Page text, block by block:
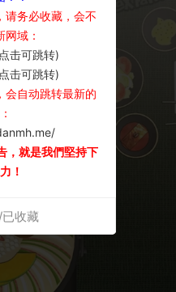
务必收藏，会不
网域：
击可跳转)
击可跳转)
自动跳转最新的
，就是我們堅持下
！
收藏